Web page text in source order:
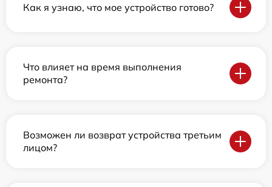
Как я узнаю, что мое устройство готово?
Что влияет на время выполнения
ремонта?
Возможен ли возврат устройства третьим
лицом?